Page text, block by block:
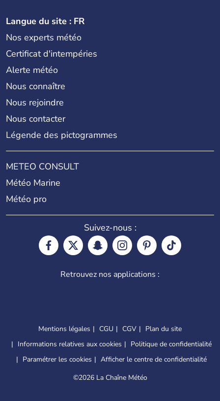
Langue du site : FR
Nos experts météo
Certificat d'intempéries
Alerte météo
Nous connaître
Nous rejoindre
Nous contacter
Légende des pictogrammes
METEO CONSULT
Météo Marine
Météo pro
Suivez-nous :
Retrouvez nos applications :
Mentions légales CGU CGV
Plan du site
Informations relatives aux cookies
Politique de confidentialité
Paramétrer les cookies
Afficher le centre de confidentialité
©2026 La Chaîne Météo